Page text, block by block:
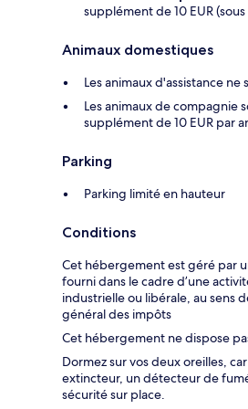
supplément de 10 EUR
Animaux domestiques
Les animaux d'assistance ne
Les animaux de compagnie
supplément de 10 EUR par
Parking
Parking limité en hauteur
Conditions
Cet hébergement est géré par
fourni dans le cadre d’une
industrielle ou libérale, au sens
général des impôts
Cet hébergement ne dispose
Dormez sur vos deux oreilles,
extincteur, un détecteur de
sécurité sur place.